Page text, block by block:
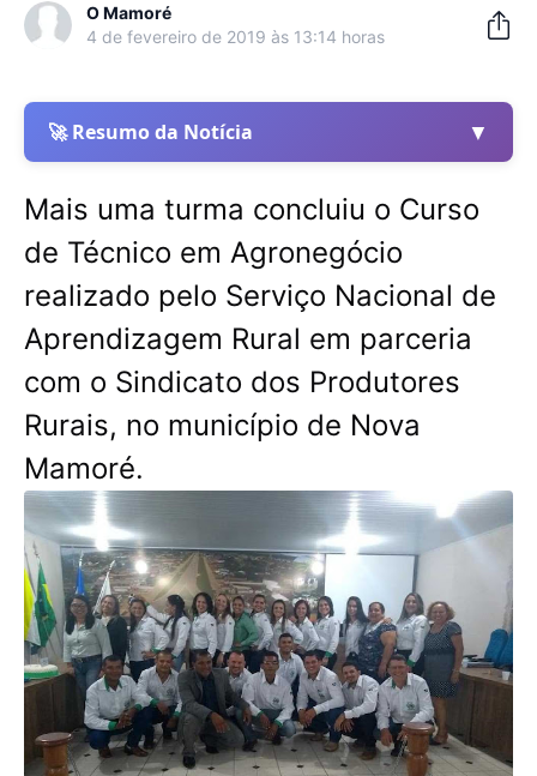
O Mamoré
4 de fevereiro de 2019 às 13:14 horas
🚀 Resumo da Notícia ▼
Mais uma turma concluiu o Curso
de Técnico em Agronegócio
realizado pelo Serviço Nacional de
Aprendizagem Rural em parceria
com o Sindicato dos Produtores
Rurais, no município de Nova
Mamoré.